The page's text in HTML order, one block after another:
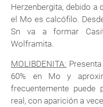
Herzenbergita, debido a
el Mo es calcófilo.
Sn va a formar
Wolframita.
MOLIBDENITA:
60% en Mo y
frecuentemente
real, con aparición a